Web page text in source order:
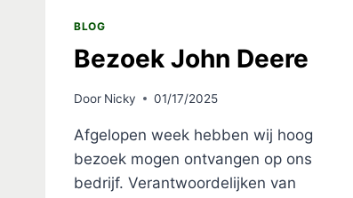
BLOG
Bezoek John Deere
Door Nicky 01/17/2025
Afgelopen week hebben wij hoog
bezoek mogen ontvangen op ons
bedrijf. Verantwoordelijken van